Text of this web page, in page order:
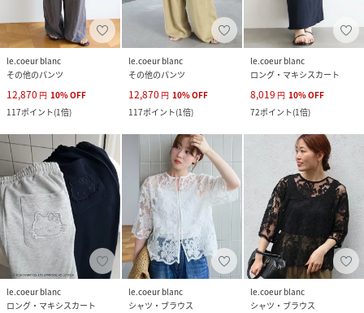
le.coeur blanc
その他のパンツ
12,870 円 10%OFF
117ポイント(1倍)
le.coeur blanc
その他のパンツ
12,870 円 10%OFF
117ポイント(1倍)
le.coeur blanc
ロング・マキシスカート
8,019 円 10%OFF
72ポイント(1倍)
le.coeur blanc
ロング・マキシスカート
le.coeur blanc
シャツ・ブラウス
le.coeur blanc
シャツ・ブラウス